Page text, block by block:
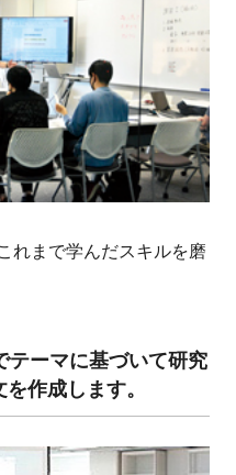
れまで学んだスキルを磨
テーマに基づいて研究
作成します。